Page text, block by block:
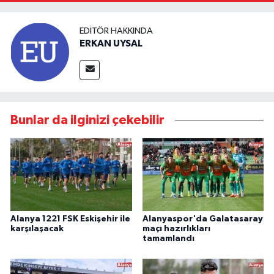
EDITÖR HAKKINDA
ERKAN UYSAL
Bunlar da ilginizi çekebilir
Alanya 1221 FSK Eskişehir ile
karşılaşacak
Alanyaspor'da Galatasaray
maçı hazırlıkları
tamamlandı